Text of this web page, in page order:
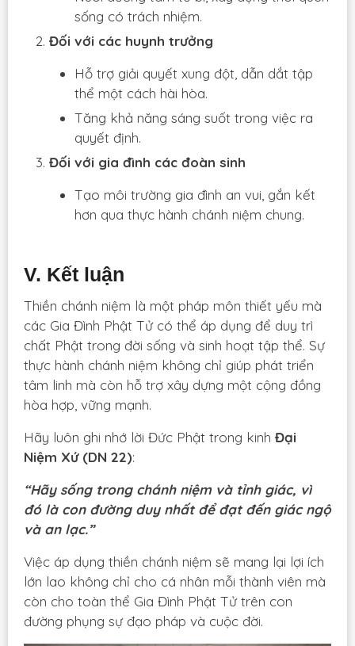
sống có trách nhiệm.
Đối với các huynh trưởng
Hỗ trợ giải quyết xung đột, dẫn dắt tập
thể một cách hài hòa.
Tăng khả năng sáng suốt trong việc ra
quyết định.
Đối với gia đình các đoàn sinh
Tạo môi trường gia đình an vui, gắn kết
hơn qua thực hành chánh niệm chung.
V. Kết luận
Thiền chánh niệm là một pháp môn thiết yếu mà
các Gia Đình Phật Tử có thể áp dụng để duy trì
chất Phật trong đời sống và sinh hoạt tập thể. Sự
thực hành chánh niệm không chỉ giúp phát triển
tâm linh mà còn hỗ trợ xây dựng một cộng đồng
hòa hợp, vững mạnh.
Hãy luôn ghi nhớ lời Đức Phật trong kinh Đại
Niệm Xứ (DN 22):
“Hãy sống trong chánh niệm và tỉnh giác, vì
đó là con đường duy nhất để đạt đến giác ngộ
và an lạc.”
Việc áp dụng thiền chánh niệm sẽ mang lại lợi ích
lớn lao không chỉ cho cá nhân mỗi thành viên mà
còn cho toàn thể Gia Đình Phật Tử trên con
đường phụng sự đạo pháp và cuộc đời.